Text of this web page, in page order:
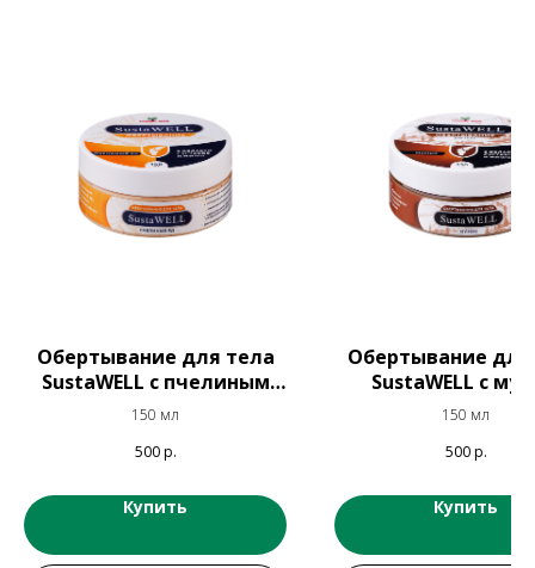
Обертывание для тела
SustaWELL с пчелиным
ядом
150 мл
500 р.
Купить
Обертывание для
SustaWELL с
150 мл
500 р.
Купить